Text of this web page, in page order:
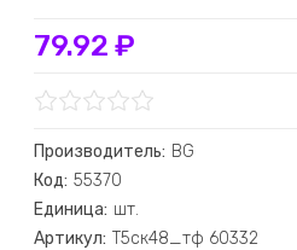
79.92 ₽
Производитель: BG
Код: 55370
Единица: шт.
Артикул: Т5ск48_тф 60332